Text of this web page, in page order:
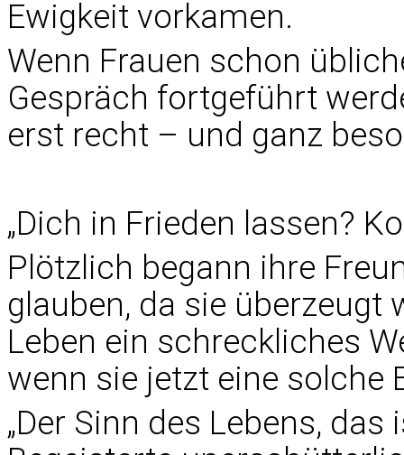
Ewigkeit vorkamen.
Wenn Frauen schon
Gespräch fortgeführt
erst recht – und ganz
„Dich in Frieden lassen?
Plötzlich begann ihre
glauben, da sie überzeugt
Leben ein schreckliches
wenn sie jetzt eine solche
„Der Sinn des Lebens,